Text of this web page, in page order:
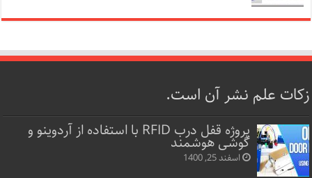
زکات علم نشر آن است.
پروژه قفل‌ درب RFID با استفاده از آردوینو و
گوشی هوشمند
اسفند 25, 1400